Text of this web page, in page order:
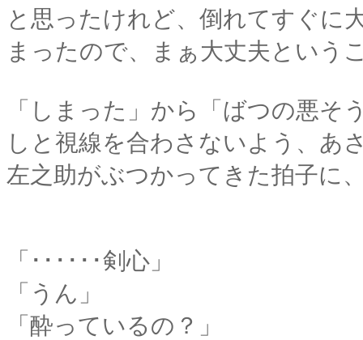
と思ったけれど、倒れてすぐに
まったので、まぁ大丈夫とい
「しまった」から「ばつの悪そ
しと視線を合わさないよう、あ
左之助がぶつかってきた拍子に
「･･････剣心」
「うん」
「酔っているの？」